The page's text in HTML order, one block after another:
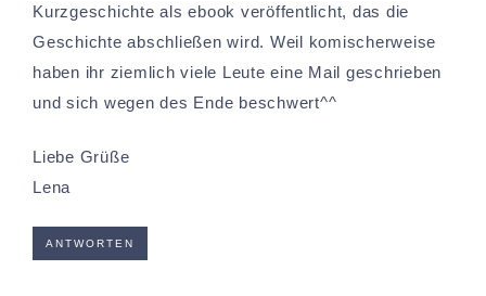
Kurzgeschichte als ebook veröffentlicht, das die
Geschichte abschließen wird. Weil komischerweise
haben ihr ziemlich viele Leute eine Mail geschrieben
und sich wegen des Ende beschwert^^
Liebe Grüße
Lena
ANTWORTEN